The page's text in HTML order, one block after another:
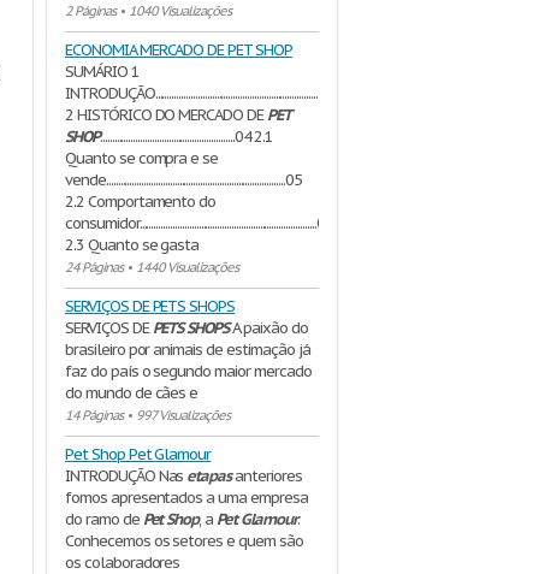
2 Páginas• 1040 Visualizações
ECONOMIA MERCADO DE PET SHOP
SUMÁRIO 1
INTRODUÇÃO.......................................................................................................03
2 HISTÓRICO DO MERCADO DEPET
SHOP.........................................................04 2.1
Quanto se compra e se
vende............................................................................05
2.2 Comportamento do
consumidor...........................................................................06
2.3 Quanto se gasta
24 Páginas• 1440 Visualizações
SERVIÇOS DE PETS SHOPS
SERVIÇOS DEPETSSHOPSA paixão do
brasileiro por animais de estimação já
faz do país o segundo maior mercado
do mundo de cães e
14 Páginas• 997 Visualizações
Pet Shop Pet Glamour
INTRODUÇÃO Nas etapasanteriores
fomos apresentados a uma empresa
do ramo de PetShop, a PetGlamour.
Conhecemos os setores e quem são
os colaboradores